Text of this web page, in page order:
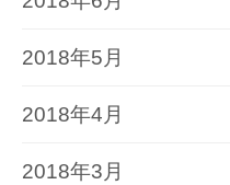
2018年5月
2018年4月
2018年3月